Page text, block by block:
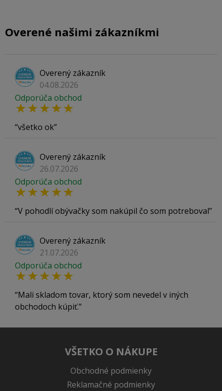
Overené našimi zákazníkmi
Overený zákazník
04.08.2026
Odporúča obchod
všetko ok
Overený zákazník
26.07.2026
Odporúča obchod
V pohodlí obývačky som nakúpil čo som potreboval
Overený zákazník
21.07.2026
Odporúča obchod
Mali skladom tovar, ktorý som nevedel v iných
obchodoch kúpiť.
VŠETKO O NÁKUPE
Obchodné podmienky
Reklamačné podmienky